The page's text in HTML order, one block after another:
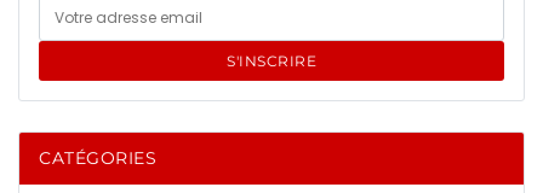
S'INSCRIRE
CATÉGORIES